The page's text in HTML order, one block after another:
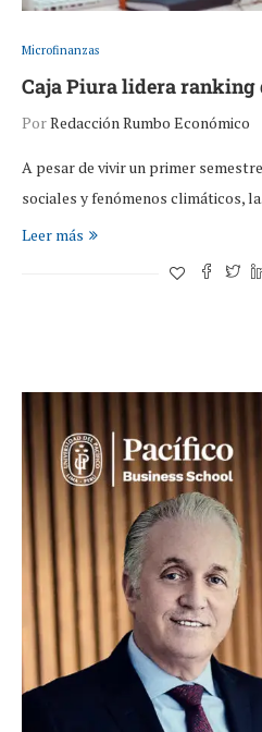
Microfinanzas
Caja Piura lidera ranking
PorRedacción Rumbo Económico
A pesar de vivir un primer
sociales y fenómenos climáticos,
Leer más